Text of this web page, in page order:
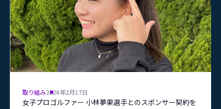
取り組み2026年2月17日
女子プロゴルファー 小林夢果選手とのスポンサー契約を